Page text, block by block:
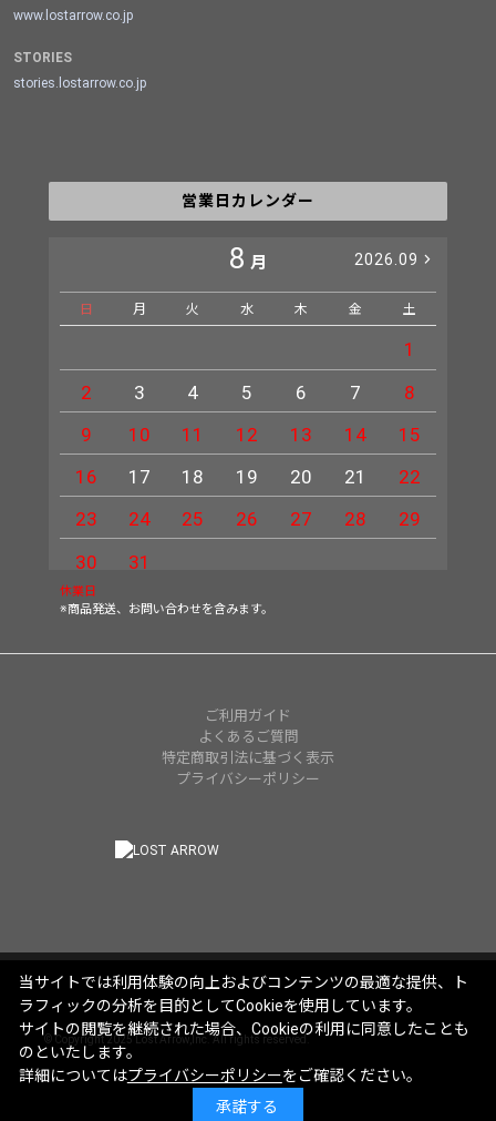
www.lostarrow.co.jp
STORIES
stories.lostarrow.co.jp
営業日カレンダー
8 月 2026.09
日 月 火 水 木 金 土
1
2
3 4 5 6 7
8
9
10 11 12 13 14
15
16
17 18 19 20 21
22
23
24 25 26 27 28
29
30
31
休業日
※商品発送、お問い合わせを含みます。
ご利用ガイド
よくあるご質問
特定商取引法に基づく表示
プライバシーポリシー
© Copyright 2025 Lost Arrow,Inc. All rights reserved.
当サイトでは利用体験の向上およびコンテンツの最適な提供、ト
ラフィックの分析を目的としてCookieを使用しています。
サイトの閲覧を継続された場合、Cookieの利用に同意したことも
のといたします。
詳細についてはプライバシーポリシーをご確認ください。
承諾する